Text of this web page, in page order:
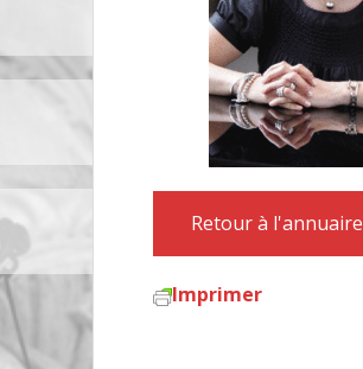
Retour à l'annuaire
Imprimer